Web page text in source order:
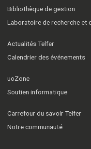
Bibliothèque de gestion
Laboratoire de recherche et
Actualités Telfer
Calendrier des événements
uoZone
Soutien informatique
Carrefour du savoir Telfer
Notre communauté